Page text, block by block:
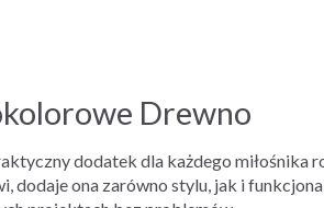
Drewno
dodatek dla każdego miłośnika
dodaje ona zarówno stylu, jak i